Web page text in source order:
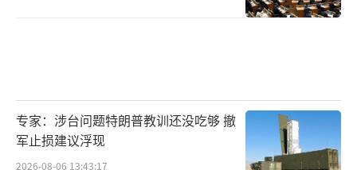
专家：涉台问题特朗普教训还没吃够 撤
军止损建议浮现
2026-08-06 13:43:17